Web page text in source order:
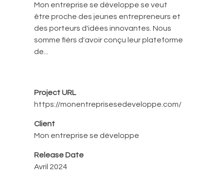
Mon entreprise se développe se veut
être proche des jeunes entrepreneurs et
des porteurs d'idées innovantes. Nous
somme fièrs d'avoir conçu leur plateforme
de...
Project URL
https://monentreprisesedeveloppe.com/
Client
Mon entreprise se développe
Release Date
Avril 2024